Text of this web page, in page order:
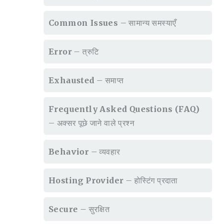
Common Issues – सामान्य समस्याएँ
Error – त्रुटि
Exhausted – समाप्त
Frequently Asked Questions (FAQ)
– अक्सर पूछे जाने वाले प्रश्न
Behavior – व्यवहार
Hosting Provider – होस्टिंग प्रदाता
Secure – सुरक्षित